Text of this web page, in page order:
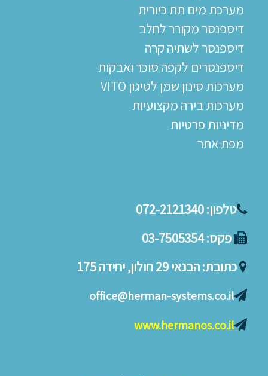
מערכת מים תת כיורית
דיספנסר מקורר לחלב
דיספנסר לשתיה קרה
דיספנסרים לקפה סוכר ואבקות
מערכות סינון שמן לטיגון VITO
מערכות בירה מקצועיות
מדיניות פרטיות
מפת אתר
טלפון:072-2121340
פקס:03-7505354
כתובת:הבנאי 29 חולון, יחידה 175
office@herman-systems.co.il
www.hermanos.co.il